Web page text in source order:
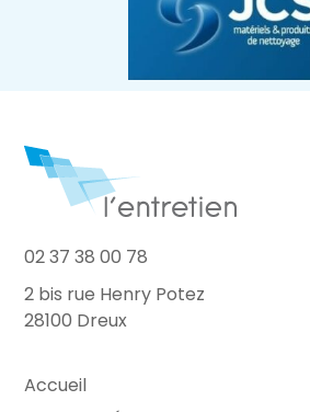
02 37 38 00 78
2 bis rue Henry Potez
28100 Dreux
Accueil